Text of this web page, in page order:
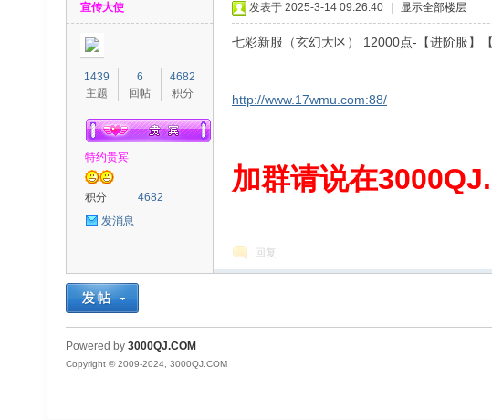
QJ
宣传大使
1439
主题
6
回帖
4682
积分
特约贵宾
积分
4682
发消息
发表于 2025-3-14 09:26:40 显示全部楼层
七彩新服（玄幻大区） 12000点-【进阶服】
http://www.17wmu.com:88/
加群请说在
回复
Powered by 3000QJ.COM
Copyright © 2009-2024, 3000QJ.COM